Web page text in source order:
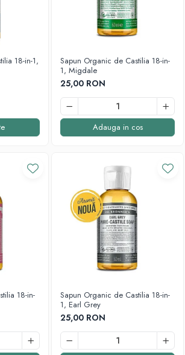
18-in-1,
Sapun Organic de Castilia 18-in-
1, Migdale
25,00 RON
Adauga in cos
18-in-
Sapun Organic de Castilia 18-in-
1, Earl Grey
25,00 RON